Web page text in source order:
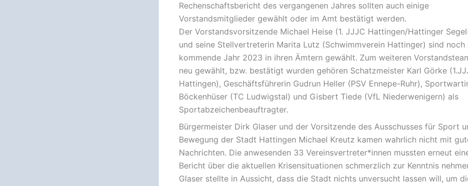
Rechenschaftsbericht des vergangenen Jahres sollten auch einige
Vorstandsmitglieder gewählt oder im Amt bestätigt werden.
Der Vorstandsvorsitzende Michael Heise (1. JJJC Hattingen/Hattinger
und seine Stellvertreterin Marita Lutz (Schwimmverein Hattinger) sind noch
kommende Jahr 2023 in ihren Ämtern gewählt. Zum weiteren
neu gewählt, bzw. bestätigt wurden gehören Schatzmeister Karl Görke
Hattingen), Geschäftsführerin Gudrun Heller (PSV Ennepe-Ruhr),
Böckenhüser (TC Ludwigstal) und Gisbert Tiede (VfL Niederwenigern) als
Sportabzeichenbeauftragter.
Bürgermeister Dirk Glaser und der Vorsitzende des Ausschusses für Sport
Bewegung der Stadt Hattingen Michael Kreutz kamen wahrlich nicht mit
Nachrichten. Die anwesenden 33 Vereinsvertreter*innen mussten erneut
Bericht über die aktuellen Krisensituationen schmerzlich zur Kenntnis
Glaser stellte in Aussicht, dass die Stadt nichts unversucht lassen will, um